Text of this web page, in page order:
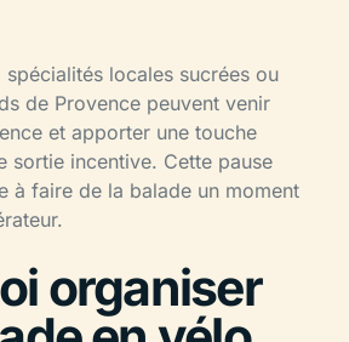
spécialités locales sucrées ou
de Provence peuvent venir
et apporter une touche
sortie incentive. Cette pause
à faire de la balade un moment
organiser